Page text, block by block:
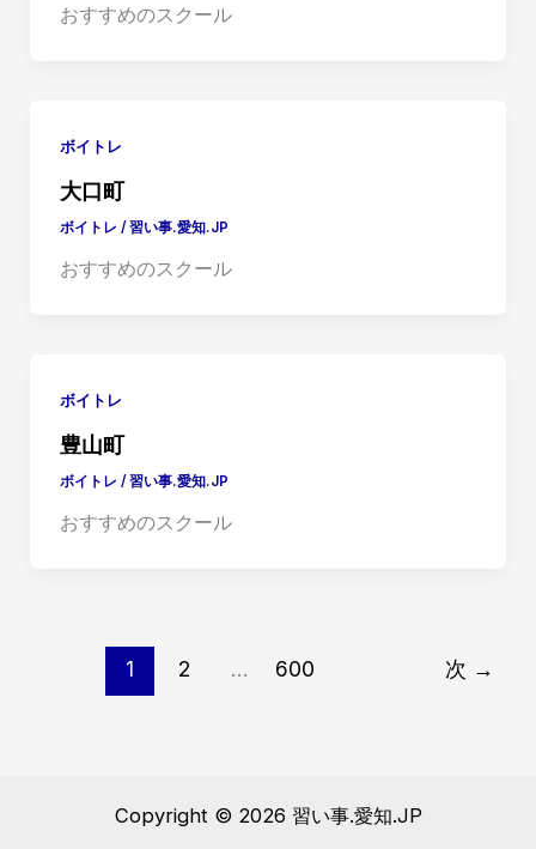
おすすめのスクール
ボイトレ
大口町
ボイトレ / 習い事.愛知.JP
おすすめのスクール
ボイトレ
豊山町
ボイトレ / 習い事.愛知.JP
おすすめのスクール
1 2 … 600 次 →
Copyright © 2026 習い事.愛知.JP